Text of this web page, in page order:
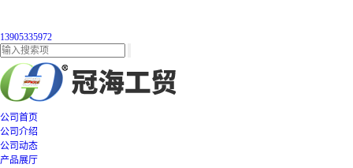
13905335972
公司首页
公司介绍
公司动态
产品展厅